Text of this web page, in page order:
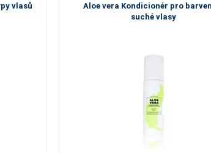
vlasů
Aloe vera Kondicionér pro
suché vlasy